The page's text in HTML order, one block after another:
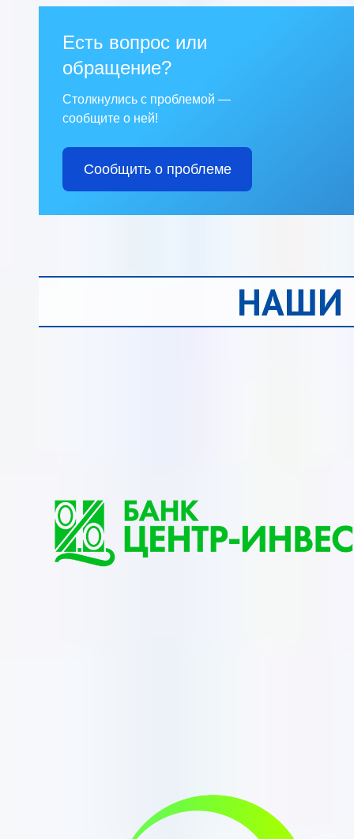
Есть вопрос или
обращение?
Столкнулись с проблемой —
сообщите о ней!
Сообщить о проблеме
НАШИ